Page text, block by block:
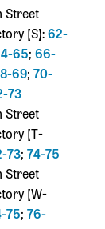
Street
[S]: 62-
65; 66-
69; 70-
73
Street
[T-
73; 74-75
Street
[W-
75; 76-